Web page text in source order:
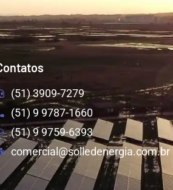
(51) 3909-7279
(51) 9 9787-1660
(51) 9 9759-6393
comercial@solledenergia.com.br